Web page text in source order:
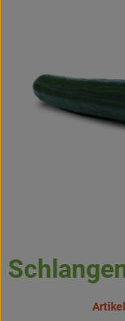
Backstube
Küchenzauber
Großgebinde